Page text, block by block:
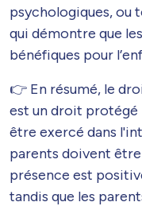
psychologiques, ou
qui démontre que
bénéfiques pour
👉 En résumé, le
est un droit protégé
être exercé dans
parents doivent
présence est
tandis que les